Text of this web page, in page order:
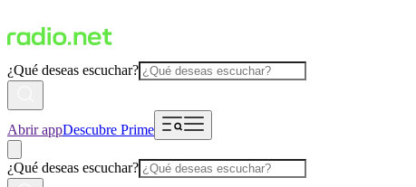
¿Qué deseas escuchar?
Abrir appDescubre Prime
¿Qué deseas escuchar?